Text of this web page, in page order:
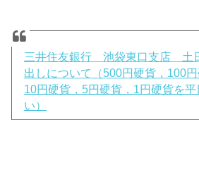
三井住友銀行 池袋東口支店 土
出しについて（500円硬貨，100円
10円硬貨，5円硬貨，1円硬貨を平
い）